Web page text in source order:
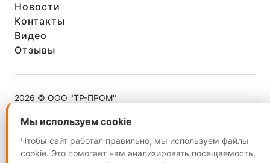
Новости
Контакты
Видео
Отзывы
2026 © ООО "ТР-ПРОМ"
ИНН 5260402624
Мы используем cookie
Чтобы сайт работал правильно, мы используем файлы
cookie. Это помогает нам анализировать посещаемость,
Мы используем cookie
Чтобы сайт работал правильно, мы используем файлы
cookie. Это помогает нам анализировать посещаемость,